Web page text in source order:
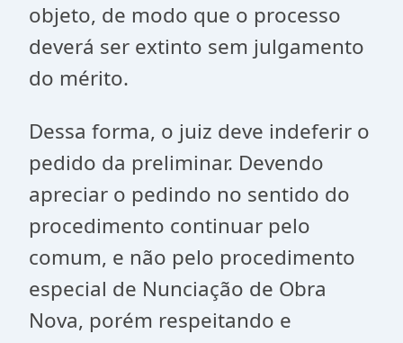
objeto, de modo que o processo
deverá ser extinto sem julgamento
do mérito.
Dessa forma, o juiz deve indeferir o
pedido da preliminar. Devendo
apreciar o pedindo no sentido do
procedimento continuar pelo
comum, e não pelo procedimento
especial de Nunciação de Obra
Nova, porém respeitando e